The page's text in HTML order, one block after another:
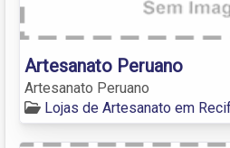
Artesanato Peruano
Artesanato Peruano
Lojas de Artesanato em